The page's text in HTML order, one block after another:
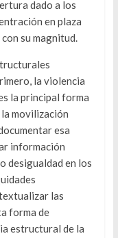
dado a los
en plaza
su magnitud.
la violencia
la principal forma
movilización
esa
información
desigualdad en los
las
forma de
estructural de la